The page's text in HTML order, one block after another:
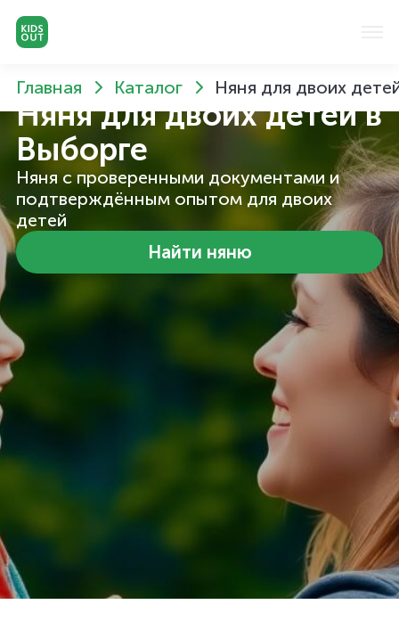
Главная Каталог Няня для двоих
Няня для двоих детей в
Выборге
Няня с проверенными документами и
подтверждённым опытом для двоих
детей
Найти няню